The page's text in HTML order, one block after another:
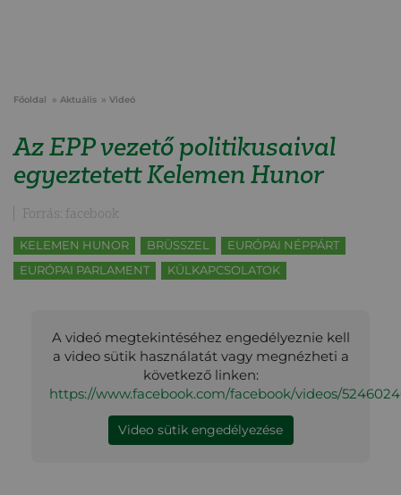
Főoldal Aktuális Videó
Az EPP vezető politikusaival
egyeztetett Kelemen Hunor
Forrás: facebook
KELEMEN HUNOR BRÜSSZEL
EURÓPAI NÉPPÁRT
EURÓPAI PARLAMENT
KÜLKAPCSOLATOK
A videó megtekintéséhez engedélyeznie kell
a video sütik használatát vagy megnézheti a
következő linken:
https://www.facebook.com/facebook/videos/
Video sütik engedélyezése